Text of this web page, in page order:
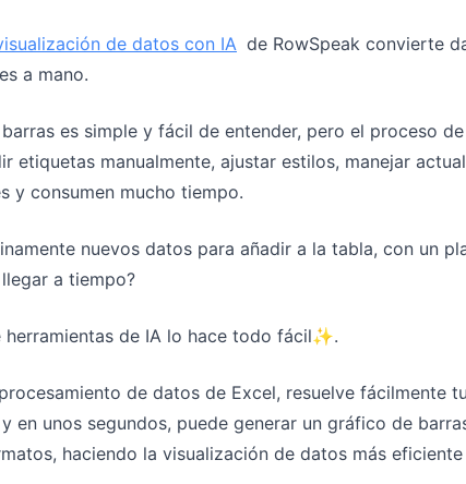
y aprende de
de datos con IA de RowSpeak convierte
a mano.
es simple y fácil de entender, pero el proceso
etiquetas manualmente, ajustar estilos, manejar
y consumen mucho tiempo.
nuevos datos para añadir a la tabla, con un
a tiempo?
de IA lo hace todo fácil✨.
de datos de Excel, resuelve fácilmente
en unos segundos, puede generar un gráfico de
haciendo la visualización de datos más